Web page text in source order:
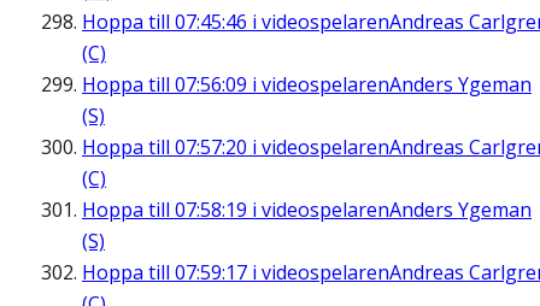
Hoppa till 07:45:46 i videospelarenAndreas
(C)
Hoppa till 07:56:09 i videospelarenAnders Ygeman
(S)
Hoppa till 07:57:20 i videospelarenAndreas
(C)
Hoppa till 07:58:19 i videospelarenAnders Ygeman
(S)
Hoppa till 07:59:17 i videospelarenAndreas